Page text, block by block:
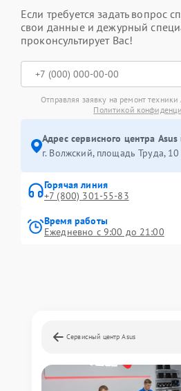
Если требуется задать вопрос
свои данные и дежурный
проконсультирует Вас!
Отправляя заявку на ремонт техники
Политикой
Адрес сервисного центра
г. Волжский, площадь Труда, 10
Горячая линия
+7 (800) 301-55-83
Время работы
Ежедневно с 9:00 до 21:00
Сервисный центр Asus